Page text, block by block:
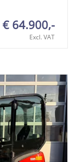
€ 64.900,-
Excl. VAT